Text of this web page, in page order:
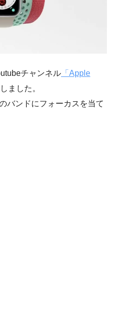
チャンネル 「Apple
ました。
バンドにフォーカスを当て